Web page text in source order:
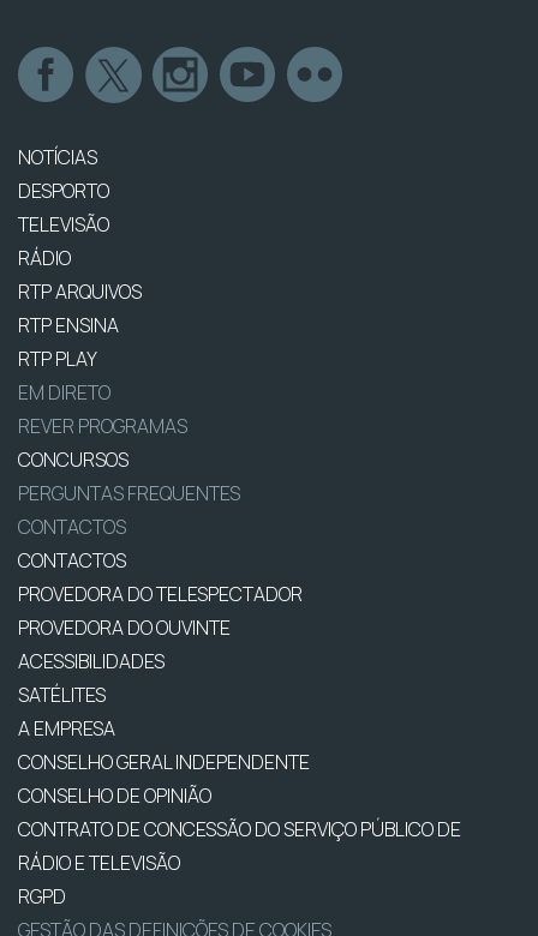
NOTÍCIAS
DESPORTO
TELEVISÃO
RÁDIO
RTP ARQUIVOS
RTP ENSINA
RTP PLAY
EM DIRETO
REVER PROGRAMAS
CONCURSOS
PERGUNTAS FREQUENTES
CONTACTOS
CONTACTOS
PROVEDORA DO TELESPECTADOR
PROVEDORA DO OUVINTE
ACESSIBILIDADES
SATÉLITES
A EMPRESA
CONSELHO GERAL INDEPENDENTE
CONSELHO DE OPINIÃO
CONTRATO DE CONCESSÃO DO SERVIÇO PÚBLICO DE
RÁDIO E TELEVISÃO
RGPD
GESTÃO DAS DEFINIÇÕES DE COOKIES